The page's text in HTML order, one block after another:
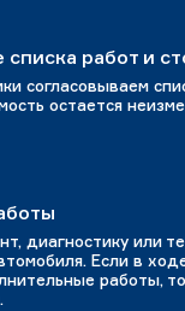
списка работ и
согласовываем
остается
диагностику или
Если в
работы,